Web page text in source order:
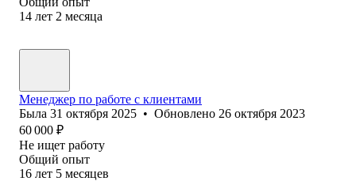
14 лет 2 месяца
Менеджер по работе с клиентами
Была 31 октября 2025 • Обновлено 26 октября 2023
60 000 ₽
Не ищет работу
Общий опыт
16 лет 5 месяцев